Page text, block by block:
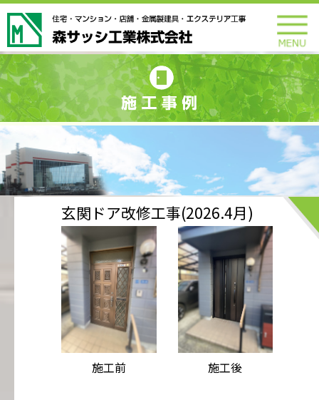
玄関ドア改修工事(2026.4月)
施工前 施工後